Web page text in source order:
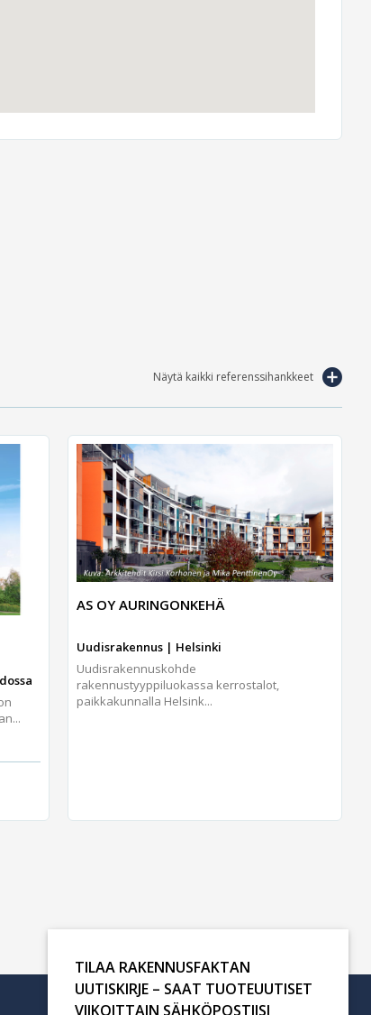
Näytä kaikki referenssihankkeet
AS OY AURINGONKEHÄ
Uudisrakennus | Helsinki
Uudisrakennuskohde
rakennustyyppiluokassa kerrostalot,
paikkakunnalla Helsink...
TILAA RAKENNUSFAKTAN
UUTISKIRJE – SAAT TUOTEUUTISET
VIIKOITTAIN SÄHKÖPOSTIISI